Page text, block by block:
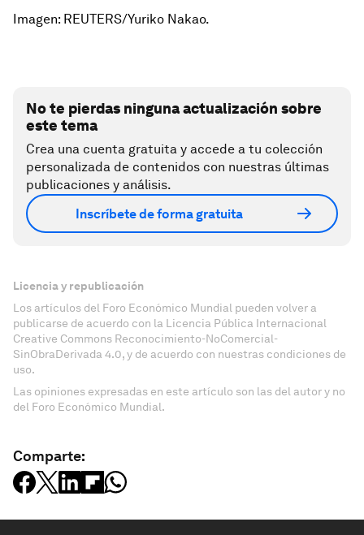
Imagen: REUTERS/Yuriko Nakao.
No te pierdas ninguna actualización sobre
este tema
Crea una cuenta gratuita y accede a tu colección
personalizada de contenidos con nuestras últimas
publicaciones y análisis.
Inscríbete de forma gratuita
Licencia y republicación
Los artículos del Foro Económico Mundial pueden volver a
publicarse de acuerdo con la Licencia Pública Internacional
Creative Commons Reconocimiento-NoComercial-
SinObraDerivada 4.0, y de acuerdo con nuestras condiciones de
uso.
Las opiniones expresadas en este artículo son las del autor y no
del Foro Económico Mundial.
Comparte: